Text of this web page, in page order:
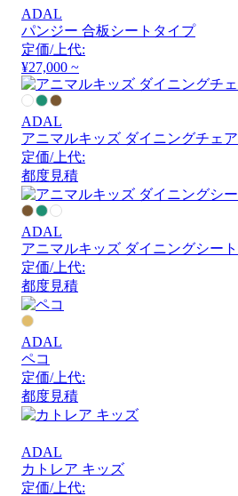
ADAL
パンジー 合板シートタイプ
定価/上代:
¥27,000 ~
ADAL
アニマルキッズ ダイニングチェア
定価/上代:
都度見積
ADAL
アニマルキッズ ダイニングシート
定価/上代:
都度見積
ADAL
ペコ
定価/上代:
都度見積
ADAL
カトレア キッズ
定価/上代: